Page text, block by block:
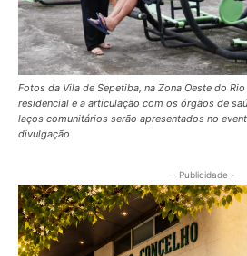
Fotos da Vila de Sepetiba, na Zona Oeste do
residencial e a articulação com os órgãos de
laços comunitários serão apresentados no
divulgação
- Publicidade -